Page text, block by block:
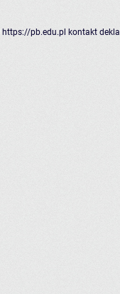
https://pb.edu.pl kontakt